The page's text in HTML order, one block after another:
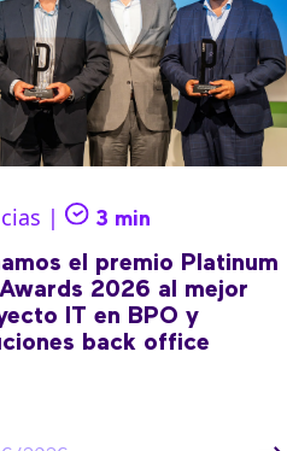
| 3 min
el premio Platinum
2026 al mejor
IT en BPO y
back office